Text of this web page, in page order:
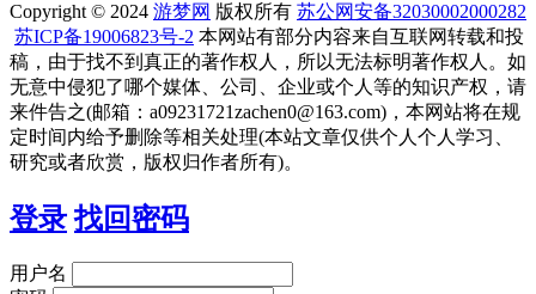
Copyright © 2024 游梦网 版权所有 苏公网安备32030002000282
苏ICP备19006823号-2 本网站有部分内容来自互联网转载和投
稿，由于找不到真正的著作权人，所以无法标明著作权人。如
无意中侵犯了哪个媒体、公司、企业或个人等的知识产权，请
来件告之(邮箱：a09231721zachen0@163.com)，本网站将在规
定时间内给予删除等相关处理(本站文章仅供个人个人学习、
研究或者欣赏，版权归作者所有)。
登录 找回密码
用户名